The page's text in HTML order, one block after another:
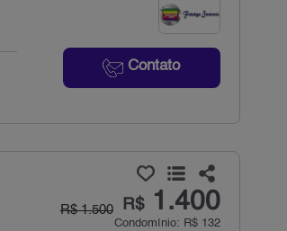
Contato
R$1.400
R$ 1.500
Condomínio: R$ 132